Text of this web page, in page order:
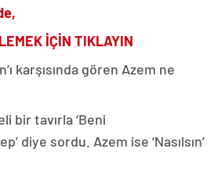
İÇİN TIKLAYIN
karşısında gören Azem ne
bir tavırla ‘Beni
diye sordu. Azem ise ‘Nasılsın’